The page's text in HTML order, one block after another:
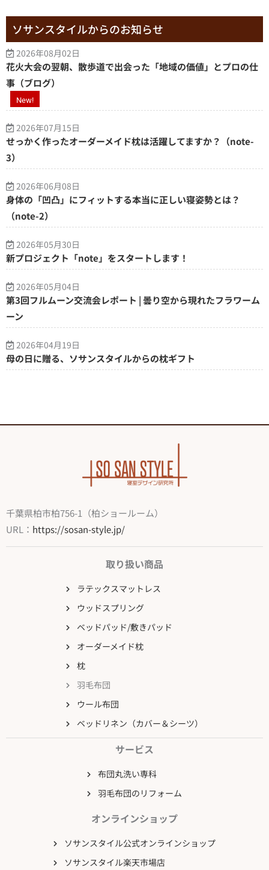
ソサンスタイルからのお知らせ
2026年08月02日
花火大会の翌朝、散歩道で出会った「地域の価値」とプロの仕
事（ブログ）
New!
2026年07月15日
せっかく作ったオーダーメイド枕は活躍してますか？（note-
3）
2026年06月08日
身体の「凹凸」にフィットする本当に正しい寝姿勢とは？
（note-2）
2026年05月30日
新プロジェクト「note」をスタートします！
2026年05月04日
第3回フルムーン交流会レポート | 曇り空から現れたフラワーム
ーン
2026年04月19日
母の日に贈る、ソサンスタイルからの枕ギフト
取り扱い商品
ラテックスマットレス
ウッドスプリング
ベッドパッド/敷きパッド
オーダーメイド枕
枕
羽毛布団
ウール布団
ベッドリネン（カバー＆シーツ）
サービス
布団丸洗い専科
羽毛布団のリフォーム
オンラインショップ
ソサンスタイル公式オンラインショップ
ソサンスタイル楽天市場店
千葉県柏市柏756-1（柏ショールーム）
URL： https://sosan-style.jp/